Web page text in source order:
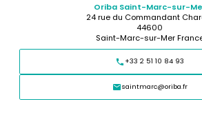
Oriba Saint-Marc-sur-
24 rue du Commandant
44600
Saint-Marc-sur-Mer
+33 2 51 10 84 93
saintmarc@oriba.fr